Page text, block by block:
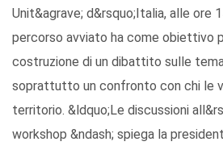
Unit&agrave; d&rsquo;Italia, alle ore
percorso avviato ha come obiettivo
costruzione di un dibattito sulle
soprattutto un confronto con chi le
territorio. &ldquo;Le discussioni
workshop &ndash; spiega la